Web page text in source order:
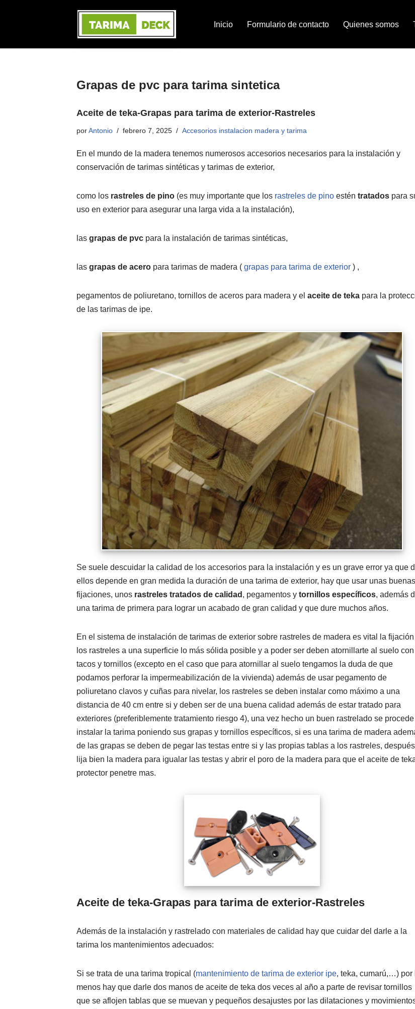
Inicio Formulario de contacto Quienes somos
Grapas de pvc para tarima sintetica
Aceite de teka-Grapas para tarima de exterior-Rastreles
porAntonio febrero 7, 2025 Accesorios instalacion madera y tarima
En el mundo de la madera tenemos numerosos accesorios necesarios para la instalación y
conservación de tarimas sintéticas y tarimas de exterior,
como los rastreles de pino (es muy importante que los rastreles de pino estén tratados para
uso en exterior para asegurar una larga vida a la instalación),
las grapas de pvc para la instalación de tarimas sintéticas,
las grapas de acero para tarimas de madera ( grapas para tarima de exterior ) ,
pegamentos de poliuretano, tornillos de aceros para madera y el aceite de teka para la
de las tarimas de ipe.
Se suele descuidar la calidad de los accesorios para la instalación y es un grave error ya que
ellos depende en gran medida la duración de una tarima de exterior, hay que usar unas buenas
fijaciones, unos rastreles tratados de calidad , pegamentos y tornillos específicos, además
una tarima de primera para lograr un acabado de gran calidad y que dure muchos años.
En el sistema de instalación de tarimas de exterior sobre rastreles de madera es vital la
los rastreles a una superficie lo más sólida posible y a poder ser deben atornillarte al suelo con
tacos y tornillos (excepto en el caso que para atornillar al suelo tengamos la duda de que
podamos perforar la impermeabilización de la vivienda) además de usar pegamento de
poliuretano clavos y cuñas para nivelar, los rastreles se deben instalar como máximo a una
distancia de 40 cm entre si y deben ser de una buena calidad además de estar tratado para
exteriores (preferiblemente tratamiento riesgo 4), una vez hecho un buen rastrelado se procede
instalar la tarima poniendo sus grapas y tornillos específicos, si es una tarima de madera
de las grapas se deben de pegar las testas entre si y las propias tablas a los rastreles,
lija bien la madera para igualar las testas y abrir el poro de la madera para que el aceite de
protector penetre mas.
Aceite de teka-Grapas para tarima de exterior-Rastreles
Además de la instalación y rastrelado con materiales de calidad hay que cuidar del darle a la
tarima los mantenimientos adecuados:
Si se trata de una tarima tropical (mantenimiento de tarima de exterior ipe, teka, cumarú,…) por
menos hay que darle dos manos de aceite de teka dos veces al año a parte de revisar tornillos
que se aflojen tablas que se muevan y pequeños desajustes por las dilataciones y